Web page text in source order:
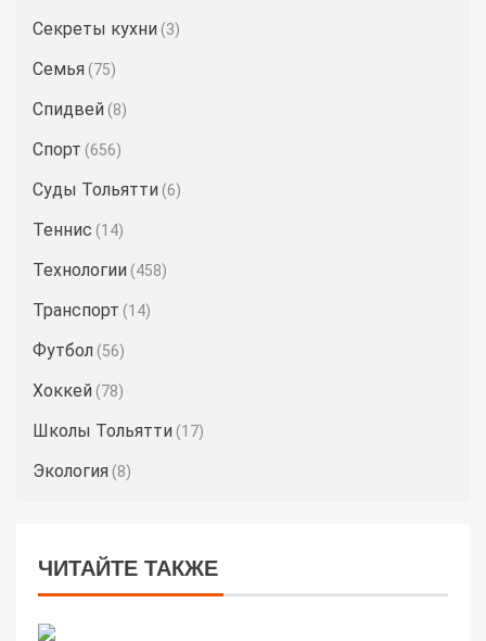
Секреты кухни (3)
Семья (75)
Спидвей (8)
Спорт (656)
Суды Тольятти (6)
Теннис (14)
Технологии (458)
Транспорт (14)
Футбол (56)
Хоккей (78)
Школы Тольятти (17)
Экология (8)
ЧИТАЙТЕ ТАКЖЕ